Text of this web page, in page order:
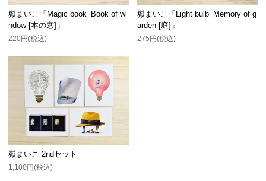
嶽まいこ「Magic book_Book of wi
ndow [本の窓]」
220円(税込)
嶽まいこ「Light bulb_Memory of g
arden [庭]」
275円(税込)
嶽まいこ 2ndセット
1,100円(税込)